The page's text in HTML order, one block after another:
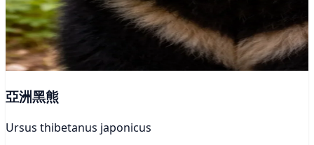
亞洲黑熊
Ursus thibetanus japonicus